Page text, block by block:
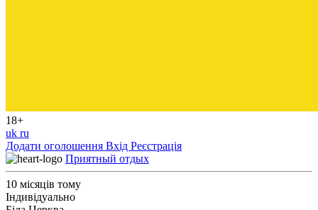
18+
uk ru
Додати оголошення Вхід Реєстрація
Приятный отдых
10 місяців тому
Індивідуально